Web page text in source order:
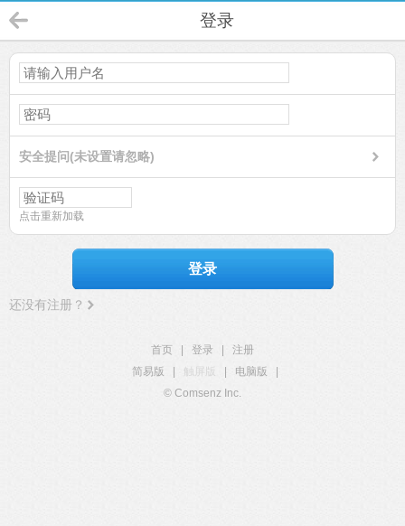
登录
安全提问(未设置请忽略)
点击重新加载
登录
还没有注册？
首页 登录
注册
简易版
触屏版 电脑版
© Comsenz Inc.